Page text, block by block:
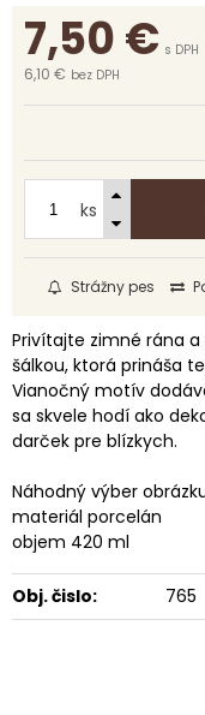
7,50€ s DPH
6,10 € bez DPH
ks
Strážny pes
Privítajte zimné rána
šálkou, ktorá prináša
Vianočný motív
sa skvele hodí ako
darček pre blízkych.
Náhodný výber
materiál porcelán
objem 420 ml
Obj. čislo: 765